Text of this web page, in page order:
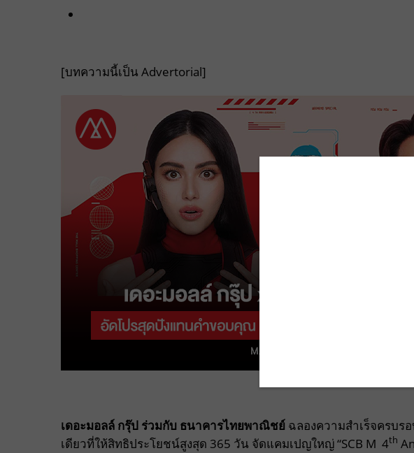
[บทความนี้เป็น Advertorial]
เดอะมอลล์ กรุ๊ป ร่วมกับ ธนาคารไทยพาณิชย์ ฉลองความสำเร็จครบร
เดียวที่ให้สิทธิประโยชน์สูงสุด 365 วัน จัดแคมเปญใหญ่ “SCB M 4th